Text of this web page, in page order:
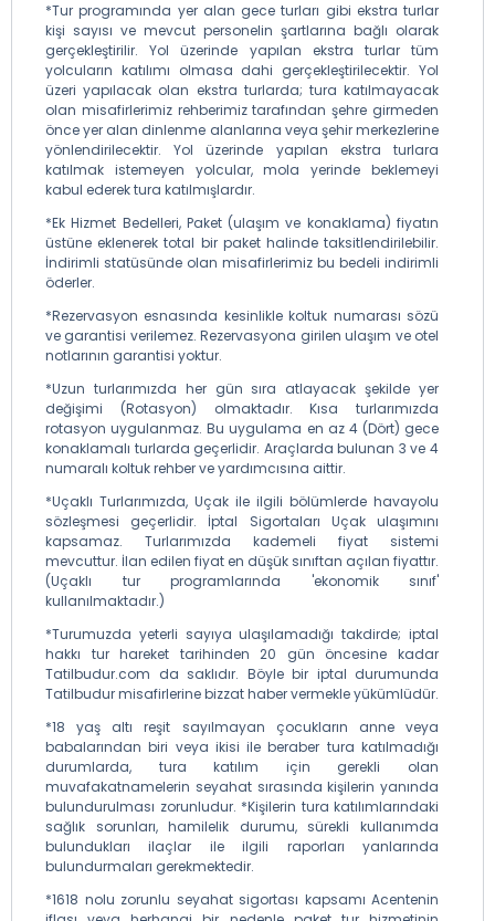
*Tur programında yer alan gece turları gibi ekstra turlar
kişi sayısı ve mevcut personelin şartlarına bağlı olarak
gerçekleştirilir. Yol üzerinde yapılan ekstra turlar tüm
yolcuların katılımı olmasa dahi gerçekleştirilecektir. Yol
üzeri yapılacak olan ekstra turlarda; tura katılmayacak
olan misafirlerimiz rehberimiz tarafından şehre girmeden
önce yer alan dinlenme alanlarına veya şehir merkezlerine
yönlendirilecektir. Yol üzerinde yapılan ekstra turlara
katılmak istemeyen yolcular, mola yerinde beklemeyi
kabul ederek tura katılmışlardır.
*Ek Hizmet Bedelleri, Paket (ulaşım ve konaklama) fiyatın
üstüne eklenerek total bir paket halinde taksitlendirilebilir.
İndirimli statüsünde olan misafirlerimiz bu bedeli indirimli
öderler.
*Rezervasyon esnasında kesinlikle koltuk numarası sözü
ve garantisi verilemez. Rezervasyona girilen ulaşım ve otel
notlarının garantisi yoktur.
*Uzun turlarımızda her gün sıra atlayacak şekilde yer
değişimi (Rotasyon) olmaktadır. Kısa turlarımızda
rotasyon uygulanmaz. Bu uygulama en az 4 (Dört) gece
konaklamalı turlarda geçerlidir. Araçlarda bulunan 3 ve 4
numaralı koltuk rehber ve yardımcısına aittir.
*Uçaklı Turlarımızda, Uçak ile ilgili bölümlerde havayolu
sözleşmesi geçerlidir. İptal Sigortaları Uçak ulaşımını
kapsamaz. Turlarımızda kademeli fiyat sistemi
mevcuttur. İlan edilen fiyat en düşük sınıftan açılan fiyattır.
(Uçaklı tur programlarında 'ekonomik sınıf'
kullanılmaktadır.)
*Turumuzda yeterli sayıya ulaşılamadığı takdirde; iptal
hakkı tur hareket tarihinden 20 gün öncesine kadar
Tatilbudur.com da saklıdır. Böyle bir iptal durumunda
Tatilbudur misafirlerine bizzat haber vermekle yükümlüdür.
*18 yaş altı reşit sayılmayan çocukların anne veya
babalarından biri veya ikisi ile beraber tura katılmadığı
durumlarda, tura katılım için gerekli olan
muvafakatnamelerin seyahat sırasında kişilerin yanında
bulundurulması zorunludur. *Kişilerin tura katılımlarındaki
sağlık sorunları, hamilelik durumu, sürekli kullanımda
bulundukları ilaçlar ile ilgili raporları yanlarında
bulundurmaları gerekmektedir.
*1618 nolu zorunlu seyahat sigortası kapsamı Acentenin